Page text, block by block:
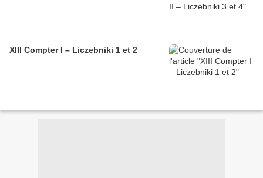
XIII Compter I – Liczebniki 1 et 2